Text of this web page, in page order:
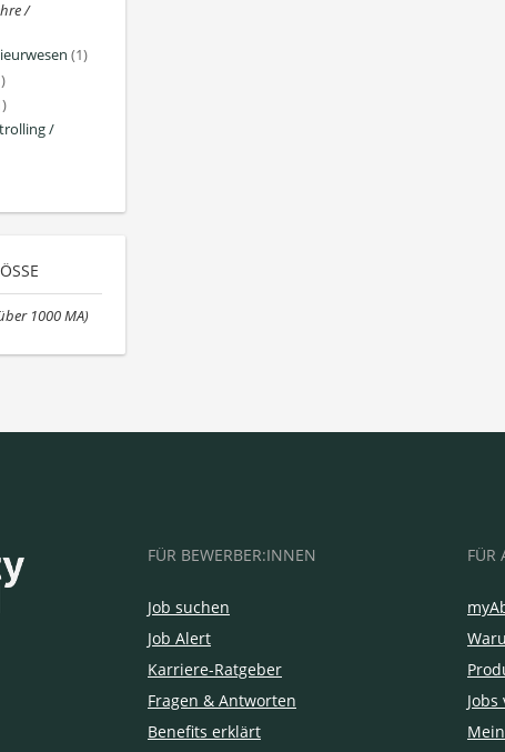
/
(1)
/
1000 MA)
FÜR BEWERBER:INNEN
Job suchen
Job Alert
Karriere-Ratgeber
Fragen & Antworten
Benefits erklärt
FÜR